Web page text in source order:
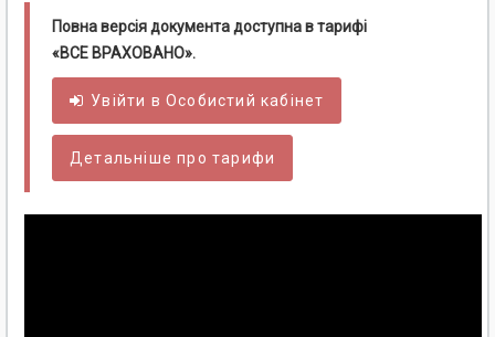
Повна версія документа доступна в тарифі
«ВСЕ ВРАХОВАНО».
Увійти вОсобистий кабінет
Детальніше про тарифи